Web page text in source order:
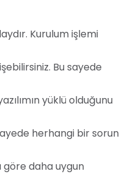
Kurulum işlemi
Bu sayede
yüklü olduğunu
herhangi bir sorun
daha uygun